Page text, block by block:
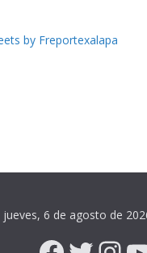
by Freportexalapa
jueves, 6 de agosto de